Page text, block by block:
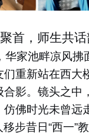
首，师生共
华家池畔凉风拂
们重新站在西大
合影。镜头之中
佛时光未曾远
步昔日“西一”